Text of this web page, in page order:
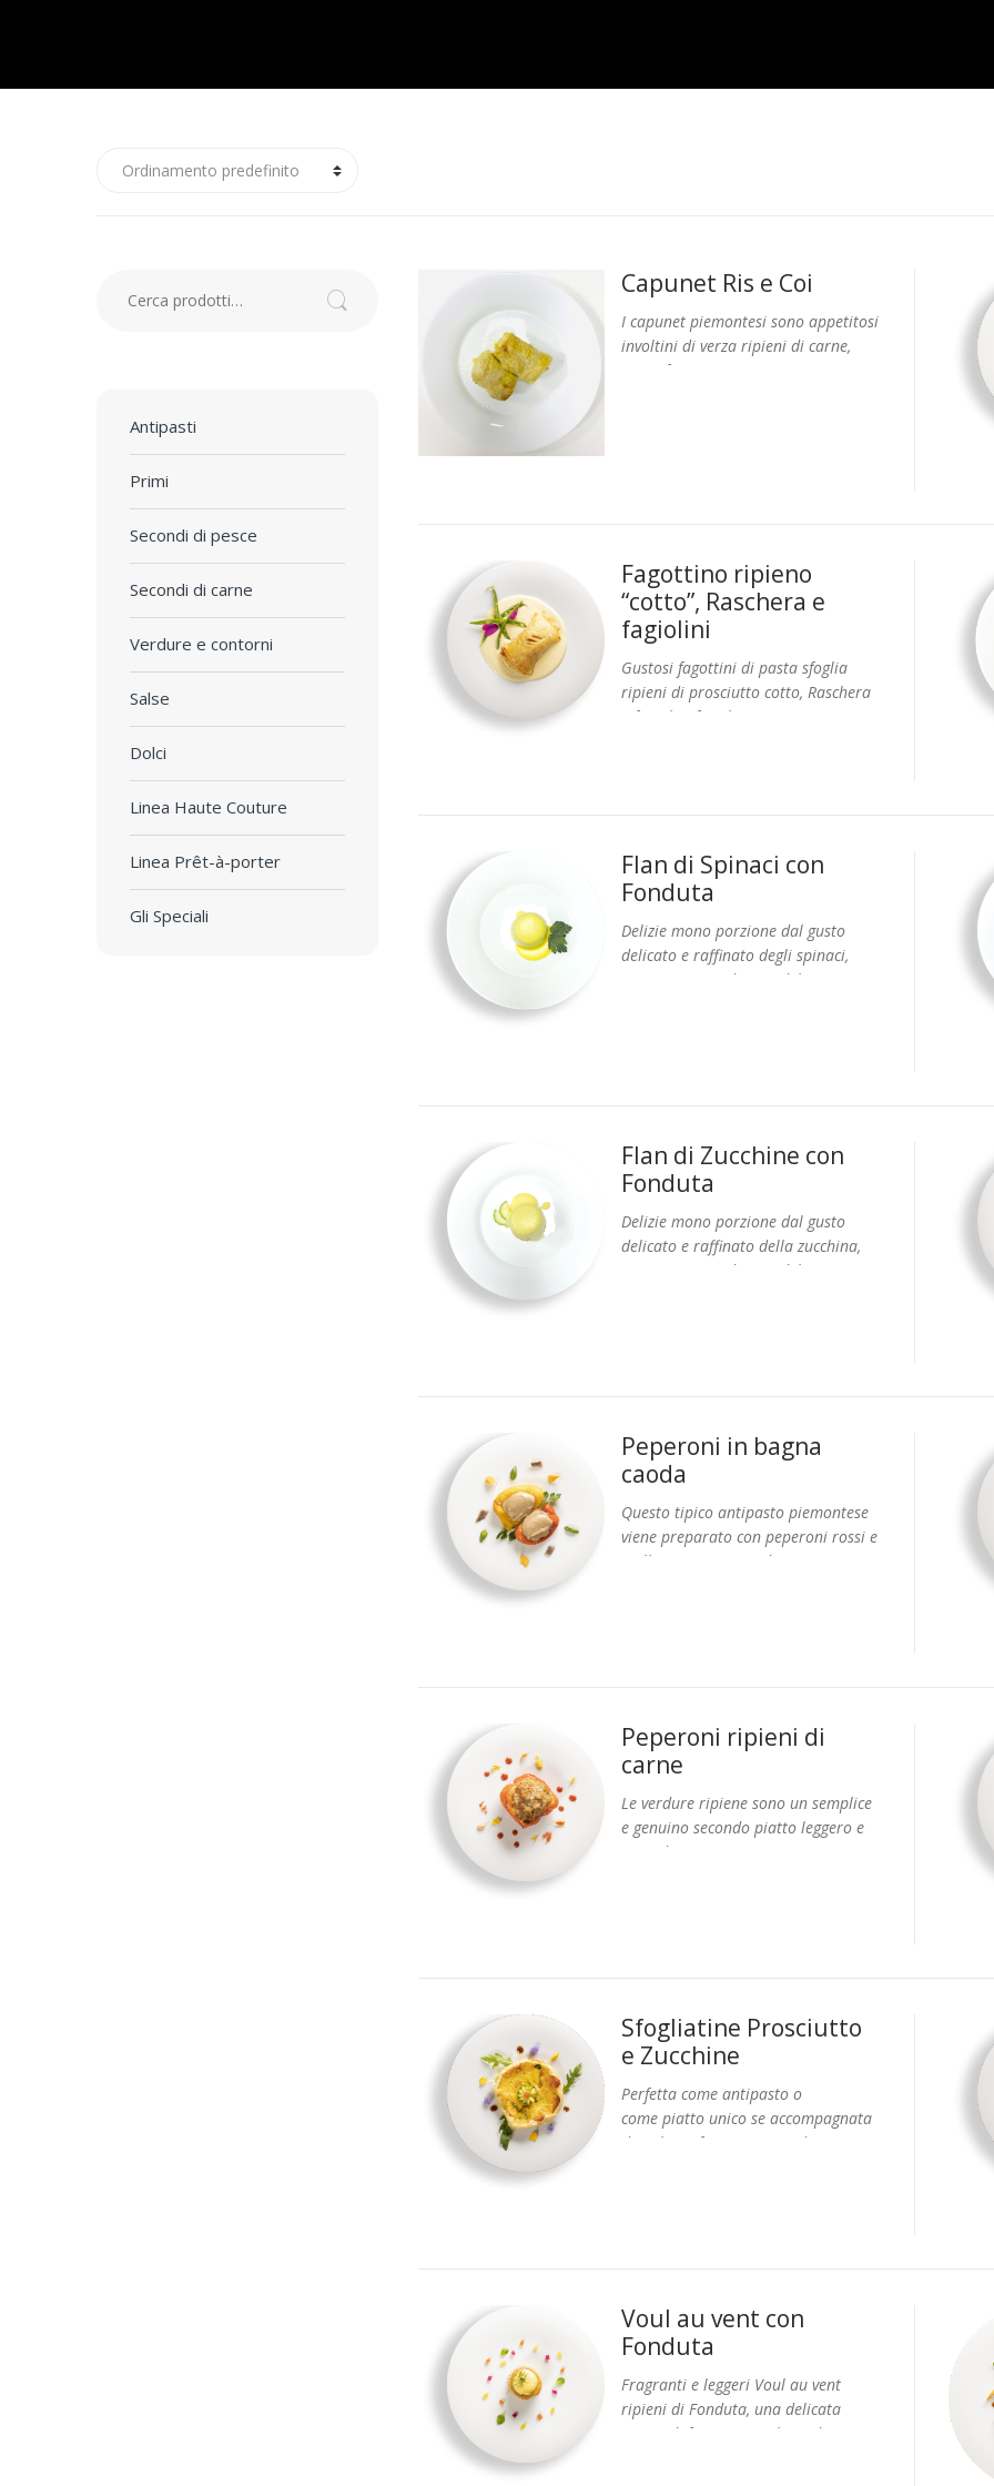
Capunet Ris e Coi
Icapunet piemontesi sono appetitosi
involtini di verza ripieni di carne,
riso e formaggio
Fagottino ripieno
“cotto”, Raschera e
fagiolini
Gustosi fagottini di pasta sfoglia
ripieni di prosciutto cotto, Raschera
e fagiolini freschi.
Flan di Spinaci con
Fonduta
Delizie mono porzione dal gusto
delicato e raffinato degli spinaci,
accompagnate da una delicata
Flan di Zucchine con
Fonduta
Delizie mono porzione dal gusto
delicato e raffinato della zucchina,
accompagnate da una delicata
Peperoni in bagna
caoda
Questo tipico antipasto piemontese
viene preparato con peperoni rossi e
gialli accompagnati da una Bagna
Peperoni ripieni di
carne
Le verdure ripiene sono un semplice
e genuino secondo piatto leggero e
di
Sfogliatine Prosciutto
e Zucchine
Perfetta come antipasto o
come piatto unico se accompagnata
da salumi, formaggi e verdure miste.
Voul au vent con
Fonduta
Fragranti e leggeri Voul au vent
ripieni di Fonduta, una delicata
crema di formaggio a base di
Cerca
Antipasti
Primi
Secondi di pesce
Secondi di carne
Verdure e contorni
Salse
Dolci
Linea Haute Couture
Linea Prêt-à-porter
Gli Speciali